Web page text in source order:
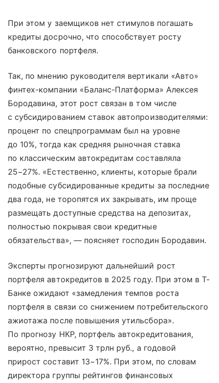
При этом у заемщиков нет стимулов погашать
кредиты досрочно, что способствует росту
банковского портфеля.
Так, по мнению руководителя вертикали «Авто»
финтех-компании «Баланс-Платформа» Алексея
Бородавина, этот рост связан в том числе
с субсидированием ставок автопроизводителями:
процент по спецпрограммам был на уровне
до 10%, тогда как средняя рыночная ставка
по классическим автокредитам составляла
25−27%. «Естественно, клиенты, которые брали
подобные субсидированные кредиты за последние
два года, не торопятся их закрывать, им проще
размещать доступные средства на депозитах,
полностью покрывая свои кредитные
обязательства», — поясняет господин Бородавин.
Эксперты прогнозируют дальнейший рост
портфеля автокредитов в 2025 году. При этом в Т-
Банке ожидают «замедления темпов роста
портфеля в связи со снижением потребительского
ажиотажа после повышения утильсбора».
По прогнозу НКР, портфель автокредитования,
вероятно, превысит 3 трлн руб., а годовой
прирост составит 13−17%. При этом, по словам
директора группы рейтингов финансовых